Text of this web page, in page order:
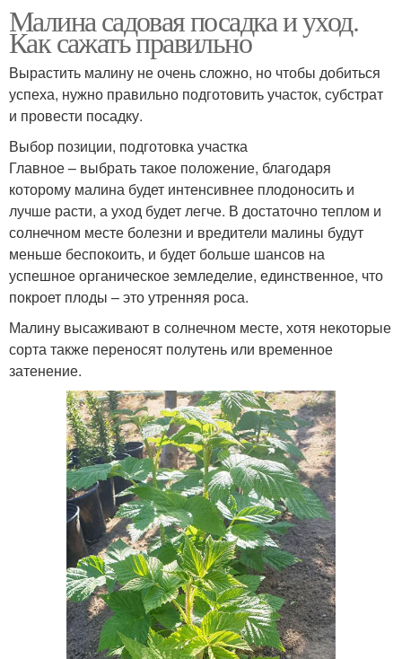
Малина садовая посадка и уход.
Как сажать правильно
Вырастить малину не очень сложно, но чтобы добиться
успеха, нужно правильно подготовить участок, субстрат
и провести посадку.
Выбор позиции, подготовка участка
Главное – выбрать такое положение, благодаря
которому малина будет интенсивнее плодоносить и
лучше расти, а уход будет легче. В достаточно теплом и
солнечном месте болезни и вредители малины будут
меньше беспокоить, и будет больше шансов на
успешное органическое земледелие, единственное, что
покроет плоды – это утренняя роса.
Малину высаживают в солнечном месте, хотя некоторые
сорта также переносят полутень или временное
затенение.